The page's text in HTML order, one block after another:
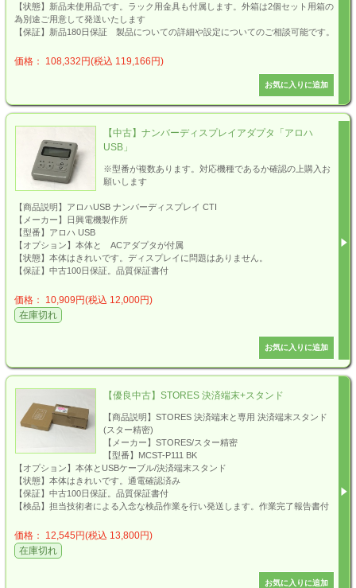
【状態】新品未使用品です。ラック用金具も付属します。外箱は2個セット用箱の
為別途ご用意して発送いたします
【保証】新品180日保証 製品についての詳細や設定についてのご相談可能です。
価格： 108,332円(税込 119,166円)
【中古】ナンバーディスプレイアダプタ「アロハ
USB」
※型番が複数あります。対応機種であるか確認の上購入お
願いします
【商品説明】アロハUSB ナンバーディスプレイ CTI
【メーカー】日興電機製作所
【型番】アロハ USB
【オプション】本体と ACアダプタが付属
【状態】本体はきれいです。ディスプレイに問題はありません。
【保証】中古100日保証。品質保証書付
価格： 10,909円(税込 12,000円)
在庫切れ
【優良中古】STORES 決済端末+スタンド
【商品説明】STORES 決済端末と専用 決済端末スタンド
(スター精密)
【メーカー】STORES/スター精密
【型番】MCST-P111 BK
【オプション】本体とUSBケーブル/決済端末スタンド
【状態】本体はきれいです。通電確認済み
【保証】中古100日保証。品質保証書付
【検品】担当技術者による入念な検品作業を行い発送します。作業完了報告書付
価格： 12,545円(税込 13,800円)
在庫切れ